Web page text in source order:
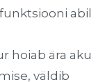
abil
hoiab ära aku
väldib